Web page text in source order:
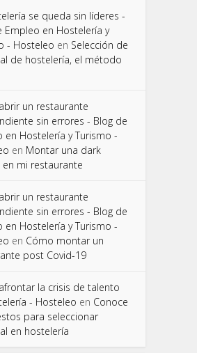
se queda sin líderes -
Empleo en Hostelería y
- Hosteleo en Selección de
de hostelería, el método
un restaurante
sin errores - Blog de
en Hostelería y Turismo -
en Montar una dark
en mi restaurante
un restaurante
sin errores - Blog de
en Hostelería y Turismo -
en Cómo montar un
post Covid-19
la crisis de talento
- Hosteleo en Conoce
para seleccionar
en hostelería